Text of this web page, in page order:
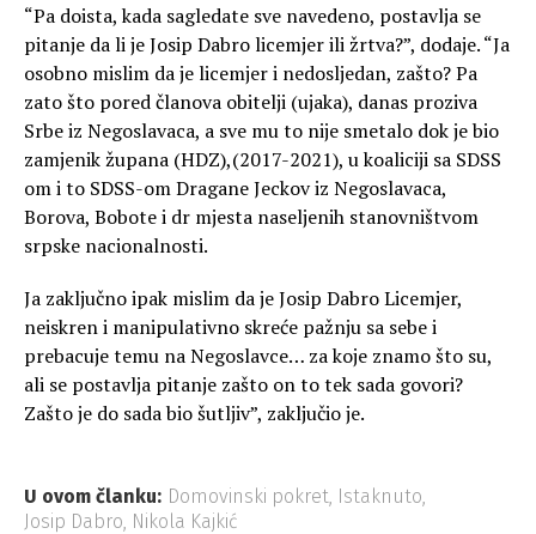
“Pa doista, kada sagledate sve navedeno, postavlja se
pitanje da li je Josip Dabro licemjer ili žrtva?”, dodaje. “Ja
osobno mislim da je licemjer i nedosljedan, zašto? Pa
zato što pored članova obitelji (ujaka), danas proziva
Srbe iz Negoslavaca, a sve mu to nije smetalo dok je bio
zamjenik župana (HDZ),(2017-2021), u koaliciji sa SDSS
om i to SDSS-om Dragane Jeckov iz Negoslavaca,
Borova, Bobote i dr mjesta naseljenih stanovništvom
srpske nacionalnosti.
Ja zaključno ipak mislim da je Josip Dabro Licemjer,
neiskren i manipulativno skreće pažnju sa sebe i
prebacuje temu na Negoslavce… za koje znamo što su,
ali se postavlja pitanje zašto on to tek sada govori?
Zašto je do sada bio šutljiv”, zaključio je.
U ovom članku: Domovinski pokret Istaknuto
Josip Dabro Nikola Kajkić